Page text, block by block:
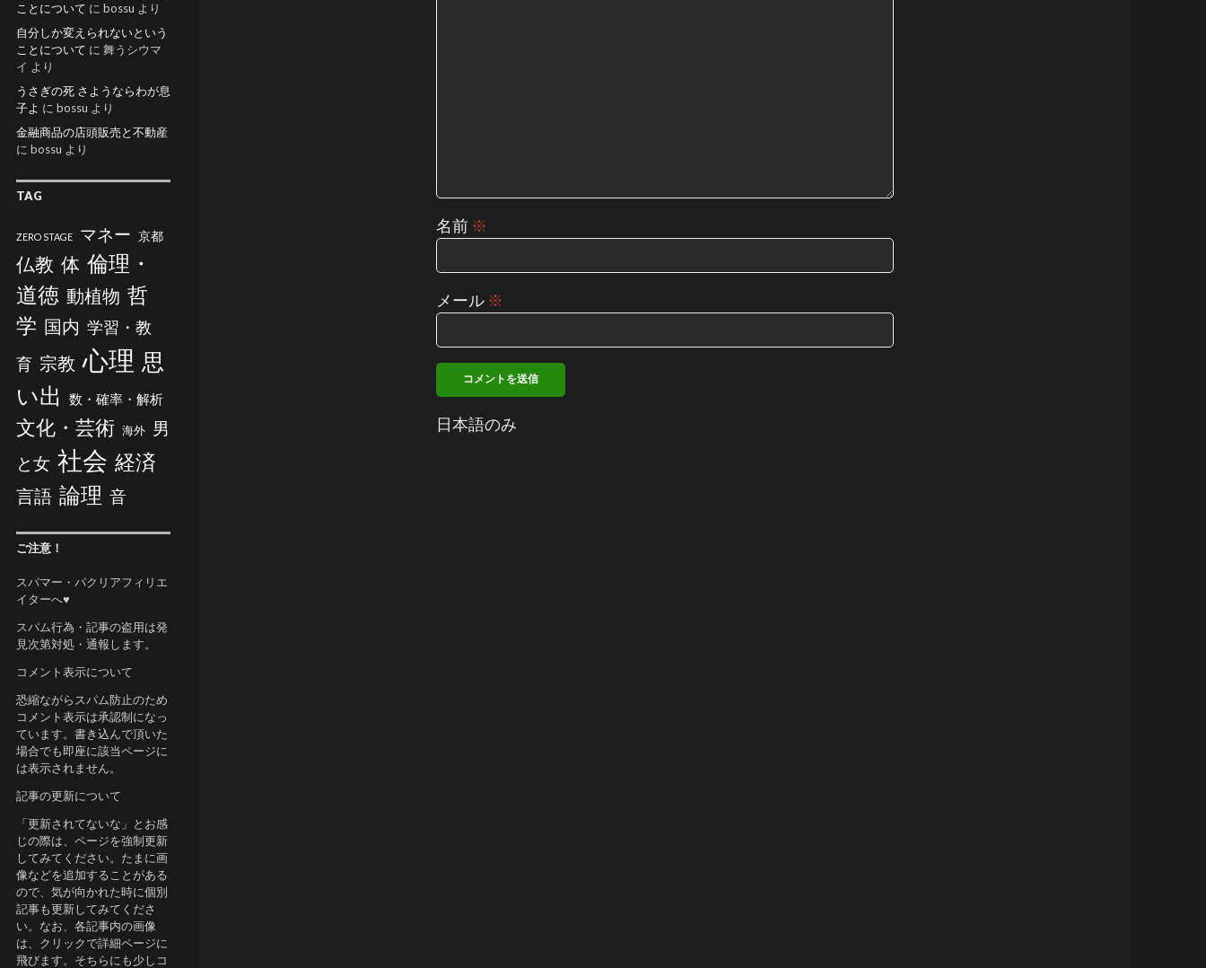
名前 ※
メール ※
日本語のみ
ことについて に bossu より
自分しか変えられないという
ことについて に 舞うシウマ
イ より
うさぎの死 さようならわが息
子よ に bossu より
金融商品の店頭販売と不動産
に bossu より
TAG
ZERO STAGE マネー 京都
仏教 体 倫理・
道徳 動植物 哲
学 国内 学習・教
育 宗教 心理 思
い出
数・確率・解析
文化・芸術 海外 男
と女 社会 経済
言語 論理 音
ご注意！
スパマー・パクリアフィリエ
イターへ♥
スパム行為・記事の盗用は発
見次第対処・通報します。
コメント表示について
恐縮ながらスパム防止のため
コメント表示は承認制になっ
ています。書き込んで頂いた
場合でも即座に該当ページに
は表示されません。
記事の更新について
「更新されてないな」とお感
じの際は、ページを強制更新
してみてください。たまに画
像などを追加することがある
ので、気が向かれた時に個別
記事も更新してみてくださ
い。なお、各記事内の画像
は、クリックで詳細ページに
飛びます。そちらにも少しコ